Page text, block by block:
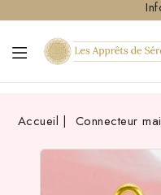
Accueil Connecteur